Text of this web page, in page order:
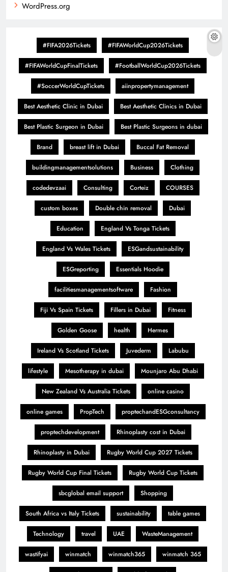
WordPress.org
#FIFA2026Tickets #FIFAWorldCup2026Tickets
#FIFAWorldCupFinalTickets #FootballWorldCup2026Tickets
#SoccerWorldCupTickets aiinpropertymanagement
Best Aesthetic Clinic in Dubai Best Aesthetic Clinics in Dubai
Best Plastic Surgeon in Dubai Best Plastic Surgeons in dubai
Brand breast lift in Dubai Buccal Fat Removal
buildingmanagementsolutions Business Clothing
codedevzaai Consulting Corteiz COURSES
custom boxes Double chin removal Dubai
Education England Vs Tonga Tickets
England Vs Wales Tickets ESGandsustainability
ESGreporting Essentials Hoodie
facilitiesmanagementsoftware Fashion
Fiji Vs Spain Tickets Fillers in Dubai Fitness
Golden Goose health Hermes
Ireland Vs Scotland Tickets Juvederm Labubu
lifestyle Mesotherapy in dubai Mounjaro Abu Dhabi
New Zealand Vs Australia Tickets online casino
online games PropTech proptechandESGconsultancy
proptechdevelopment Rhinoplasty cost in Dubai
Rhinoplasty in Dubai Rugby World Cup 2027 Tickets
Rugby World Cup Final Tickets Rugby World Cup Tickets
sbcglobal email support Shopping
South Africa vs Italy Tickets sustainability table games
Technology travel UAE WasteManagement
wastifyai winmatch winmatch365 winmatch 365